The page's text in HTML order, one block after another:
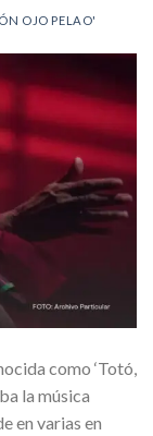
OJO PELAO'
como ‘Totó,
la música
en varias en